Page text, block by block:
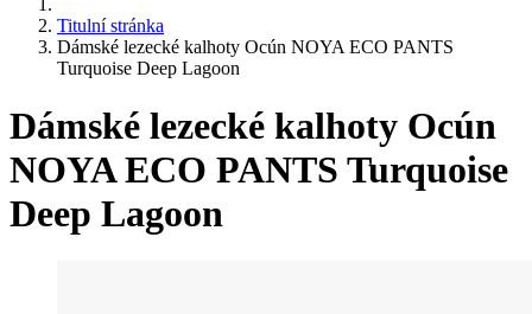
Titulní stránka
Dámské lezecké kalhoty Ocún NOYA ECO PANTS
Turquoise Deep Lagoon
Dámské lezecké kalhoty Ocún
NOYA ECO PANTS Turquoise
Deep Lagoon